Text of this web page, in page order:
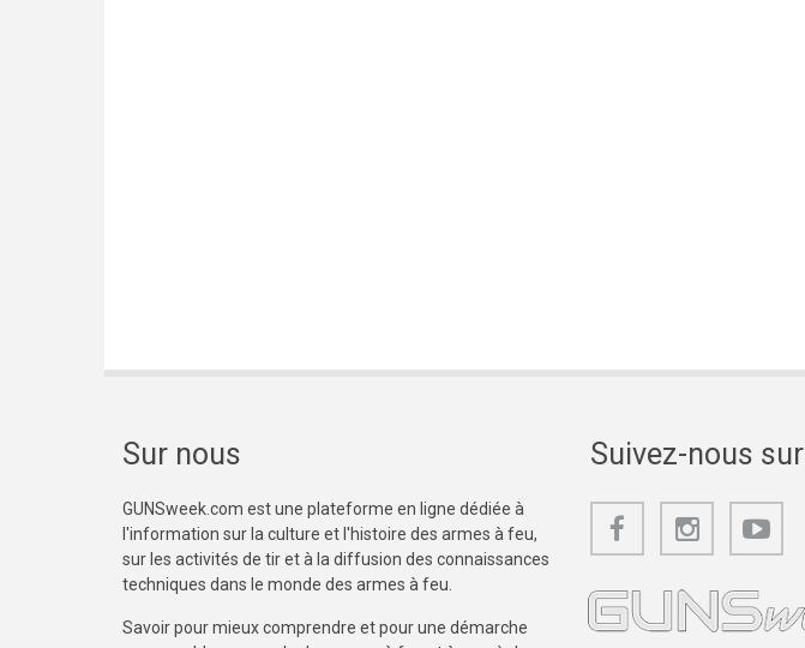
Sur nous
GUNSweek.com est une plateforme en ligne dédiée à
l'information sur la culture et l'histoire des armes à feu,
sur les activités de tir et à la diffusion des connaissances
techniques dans le monde des armes à feu.
Savoir pour mieux comprendre et pour une démarche
Suivez-nous sur